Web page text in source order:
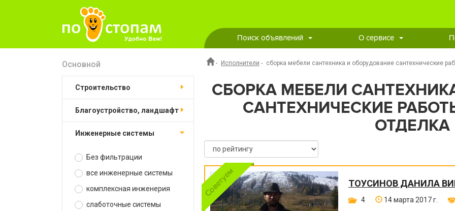
Поиск объявлений О сервисе
Основной
строительство
благоустройство, ландшафт
инженерные системы
Без фильтрации
все инженерные системы
комплексная инженерия
слаботочные системы
- Исполнители - сборка мебели сантехника и оборудование сантехнические
СБОРКА МЕБЕЛИ
САНТЕХНИЧЕСКИЕ
ОТДЕЛКА
ТОУСИНОВ ДАНИЛА
4 14 марта 2017 г.